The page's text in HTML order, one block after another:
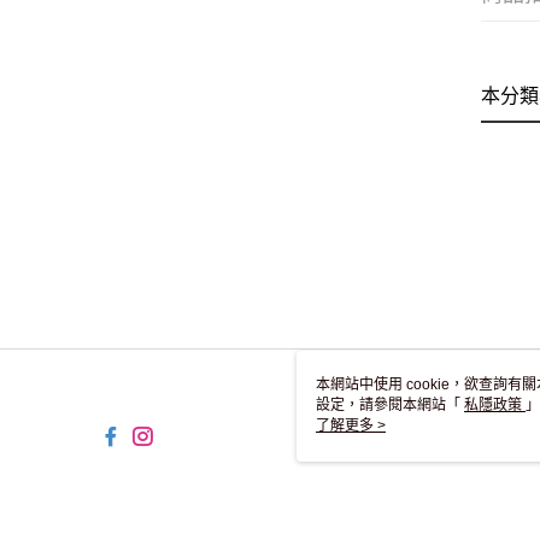
本分
本網站中使用 cookie，欲查詢有
設定，請參閱本網站「 私隱政策
用 cookie。
了解更多 >